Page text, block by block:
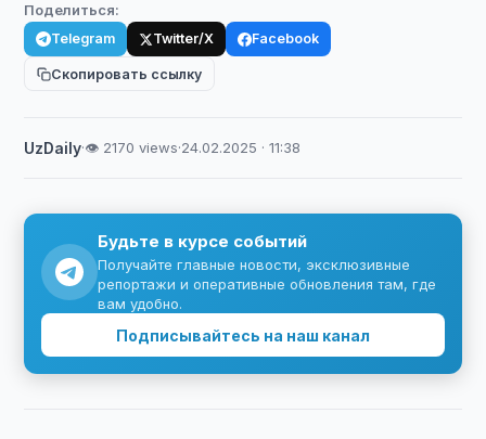
Поделиться:
Telegram Twitter/X Facebook
Скопировать ссылку
UzDaily·👁 2170 views·24.02.2025 · 11:38
Будьте в курсе событий
Получайте главные новости, эксклюзивные
репортажи и оперативные обновления там, где
вам удобно.
Подписывайтесь на наш канал